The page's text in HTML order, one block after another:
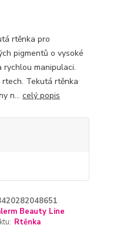
rtěnka pro
pigmentů o vysoké
manipulaci.
Tekutá rtěnka
n... celý popis
Beauty Line
Rtěnka